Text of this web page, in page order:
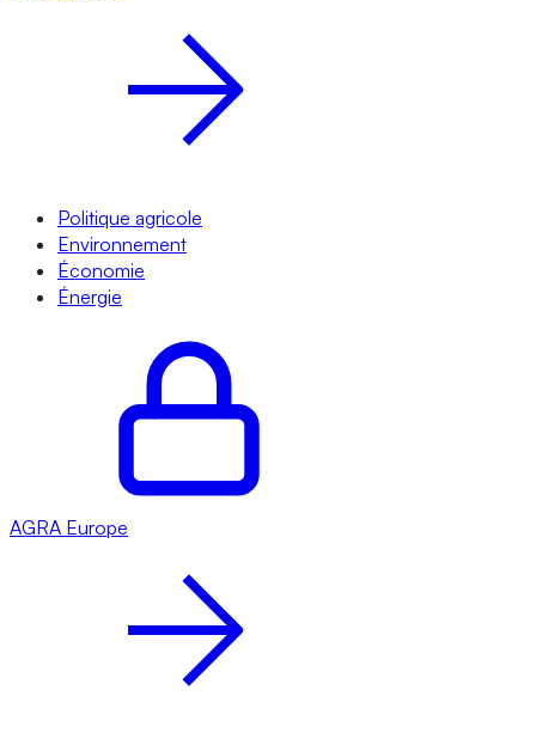
Politique agricole
Environnement
Économie
Énergie
AGRA Europe